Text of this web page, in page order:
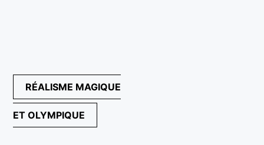
«Impressionnis-vous» Paris 2023
¡VIVE Molière! Un hommage latino-américain à
Molière 2022
Exposición París 2021 “Traverser ton miroir” «A
Navegación
de
entradas
RÉALISME MAGIQUE
ET OLYMPIQUE